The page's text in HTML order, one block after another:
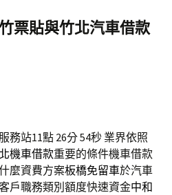
票貼與竹北汽車借款
務站11點 26分 54秒 業界依照
機車借款重要的條件機車借款
麼資費方案板橋免留車於汽車
戶職務類別額度快速資金中和